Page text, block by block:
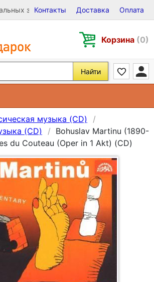
записей на Виниле, CD и DVD
Контакты Доставка Оплата
Корзина (0)
Найти
музыка (CD)
(CD)
Bohuslav Martinu (1890-
du Couteau (Oper in 1 Akt) (CD)